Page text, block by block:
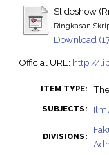
Slideshow
Ringkasan
Download
Official URL: http://
ITEM TYPE:
SUBJECTS:
DIVISIONS: